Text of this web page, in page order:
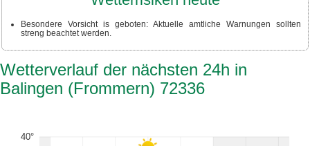
Besondere Vorsicht is geboten: Aktuelle amtliche Warnungen sollten
streng beachtet werden.
Wetterverlauf der nächsten 24h in
Balingen (Frommern) 72336
40°